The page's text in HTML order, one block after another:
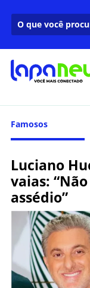
Famosos
Luciano
vaias:
assédio”